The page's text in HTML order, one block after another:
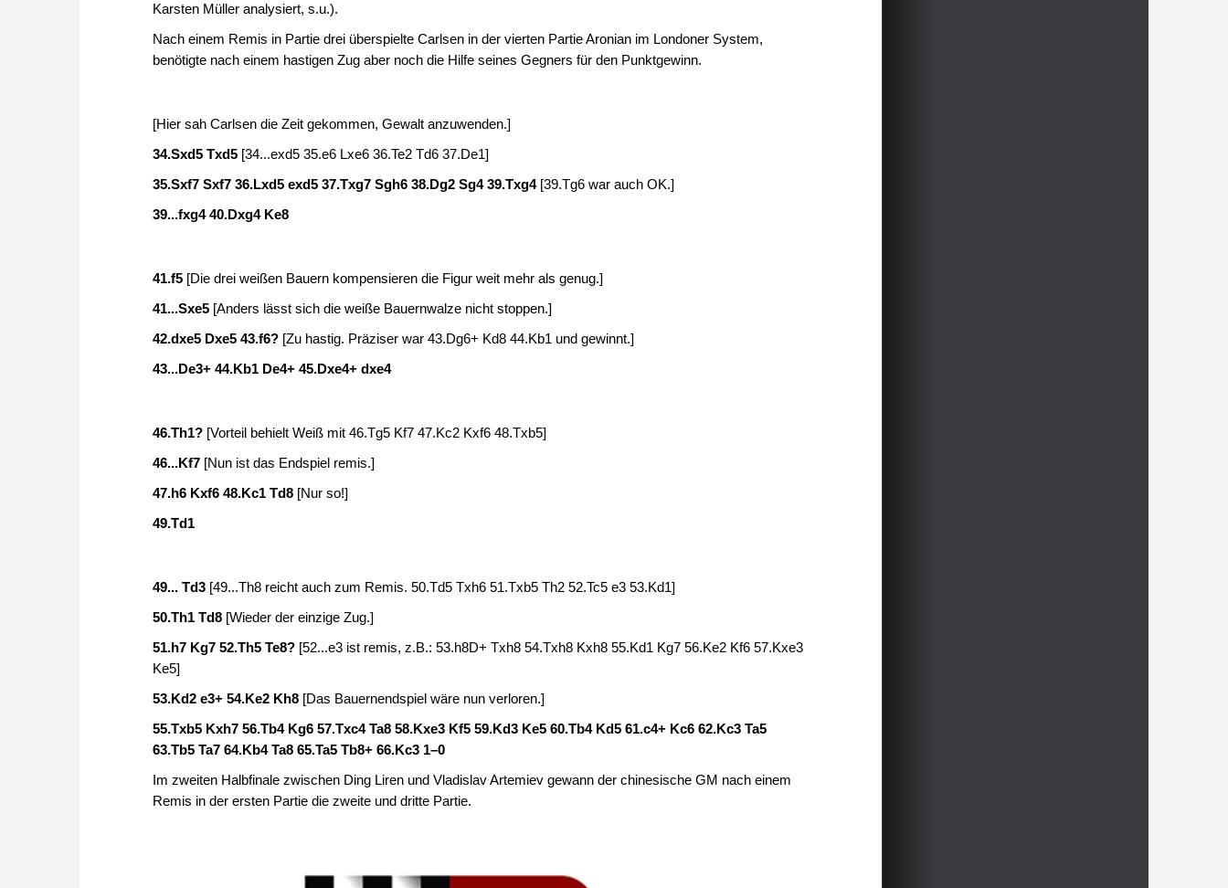
Karsten Müller analysiert, s.u.).
Nach einem Remis in Partie drei überspielte Carlsen in der vierten Partie Aronian im Londoner System,
benötigte nach einem hastigen Zug aber noch die Hilfe seines Gegners für den Punktgewinn.
[Hier sah Carlsen die Zeit gekommen, Gewalt anzuwenden.]
34.Sxd5 Txd5 [34...exd5 35.e6 Lxe6 36.Te2 Td6 37.De1]
35.Sxf7 Sxf7 36.Lxd5 exd5 37.Txg7 Sgh6 38.Dg2 Sg4 39.Txg4 [39.Tg6 war auch OK.]
39...fxg4 40.Dxg4 Ke8
41.f5 [Die drei weißen Bauern kompensieren die Figur weit mehr als genug.]
41...Sxe5 [Anders lässt sich die weiße Bauernwalze nicht stoppen.]
42.dxe5 Dxe5 43.f6? [Zu hastig. Präziser war 43.Dg6+ Kd8 44.Kb1 und gewinnt.]
43...De3+ 44.Kb1 De4+ 45.Dxe4+ dxe4
46.Th1? [Vorteil behielt Weiß mit 46.Tg5 Kf7 47.Kc2 Kxf6 48.Txb5]
46...Kf7 [Nun ist das Endspiel remis.]
47.h6 Kxf6 48.Kc1 Td8 [Nur so!]
49.Td1
49... Td3 [49...Th8 reicht auch zum Remis. 50.Td5 Txh6 51.Txb5 Th2 52.Tc5 e3 53.Kd1]
50.Th1 Td8 [Wieder der einzige Zug.]
51.h7 Kg7 52.Th5 Te8? [52...e3 ist remis, z.B.: 53.h8D+ Txh8 54.Txh8 Kxh8 55.Kd1 Kg7 56.Ke2 Kf6 57.Kxe3
Ke5]
53.Kd2 e3+ 54.Ke2 Kh8 [Das Bauernendspiel wäre nun verloren.]
55.Txb5 Kxh7 56.Tb4 Kg6 57.Txc4 Ta8 58.Kxe3 Kf5 59.Kd3 Ke5 60.Tb4 Kd5 61.c4+ Kc6 62.Kc3 Ta5
63.Tb5 Ta7 64.Kb4 Ta8 65.Ta5 Tb8+ 66.Kc3 1–0
Im zweiten Halbfinale zwischen Ding Liren und Vladislav Artemiev gewann der chinesische GM nach einem
Remis in der ersten Partie die zweite und dritte Partie.